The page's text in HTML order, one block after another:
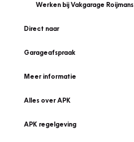
Werken bij Vakgarage Roijmans
Direct naar
Garageafspraak
Meer informatie
Alles over APK
APK regelgeving